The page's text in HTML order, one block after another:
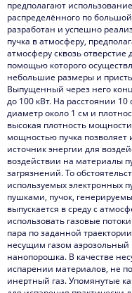
предполагают
распределённого по
разработан и успешно
пучка в атмосферу,
атмосферу сквозь
помощью которого
небольшие размеры и
Выпущенный через него
до 100 кВт. На расстоянии 10
диаметр около 1 см и
высокая плотность
мощностью пучка позволяет
источник энергии для
воздействии на материалы
загрязнений. То
используемых электронных
пушками, пучок,
выпускается в среду с
использовать газовые
пара по заданной
несущим газом аэрозольный
нанопорошка. В качестве
испарении материалов, не
инертный газ. Упомянутые